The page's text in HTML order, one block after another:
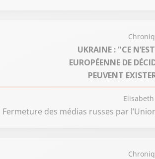
UKRAINE : "CE
EUROPÉENNE DE
PEUVENT
Elisabeth
Fermeture des médias russes par